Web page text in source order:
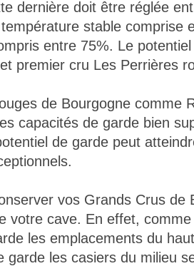
dernière doit être réglée
stable comprise
entre 75%. Le
premier cru Les Perrières
de Bourgogne comme
capacités de garde bien
de garde peut
vos Grands Crus de
votre cave. En effet,
les emplacements du
garde les casiers du milieu